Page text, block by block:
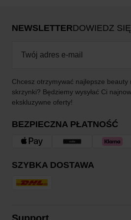
NEWSLETTERDOWIEDZ
Chcesz otrzymywać najlepsze beauty
skrzynki? Będziemy wysyłać Ci
ekskluzywne oferty!
BEZPIECZNA PŁATNOŚĆ
SZYBKA DOSTAWA